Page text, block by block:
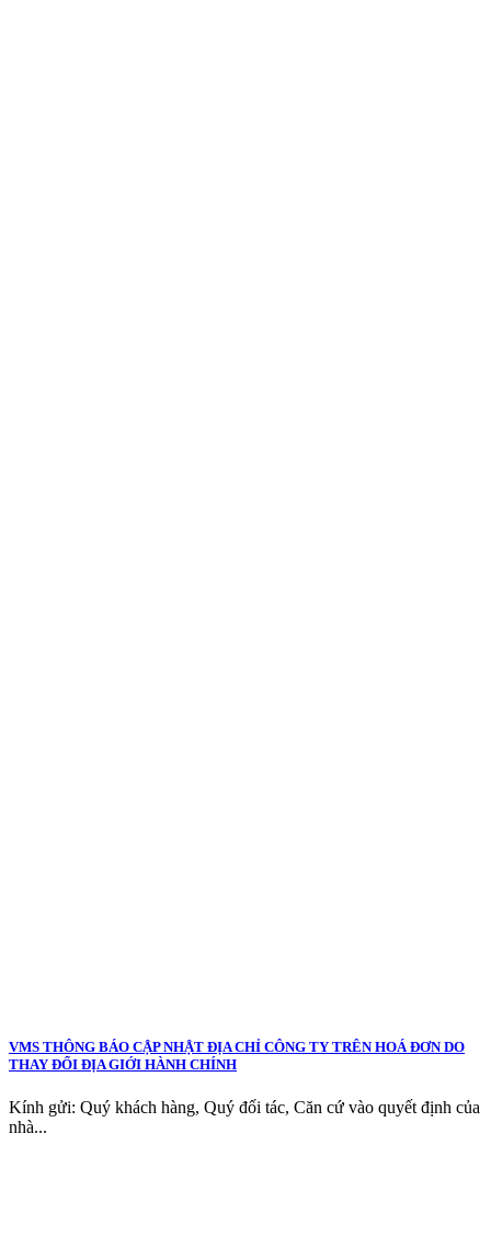
VMS THÔNG BÁO CẬP NHẬT ĐỊA CHỈ CÔNG TY TRÊN HOÁ ĐƠN DO
THAY ĐỔI ĐỊA GIỚI HÀNH CHÍNH
Kính gửi: Quý khách hàng, Quý đối tác, Căn cứ vào quyết định của
nhà...